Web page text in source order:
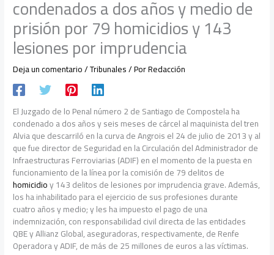
condenados a dos años y medio de
prisión por 79 homicidios y 143
lesiones por imprudencia
Deja un comentario/Tribunales/ PorRedacción
El Juzgado de lo Penal número 2 de Santiago de Compostela ha
condenado a dos años y seis meses de cárcel al maquinista del tren
Alvia que descarriló en la curva de Angrois el 24 de julio de 2013 y al
que fue director de Seguridad en la Circulación del Administrador de
Infraestructuras Ferroviarias (ADIF) en el momento de la puesta en
funcionamiento de la línea por la comisión de 79 delitos de
homicidioy 143 delitos de lesiones por imprudencia grave. Además,
los ha inhabilitado para el ejercicio de sus profesiones durante
cuatro años y medio; y les ha impuesto el pago de una
indemnización, con responsabilidad civil directa de las entidades
QBE y Allianz Global, aseguradoras, respectivamente, de Renfe
Operadora y ADIF, de más de 25 millones de euros a las víctimas.